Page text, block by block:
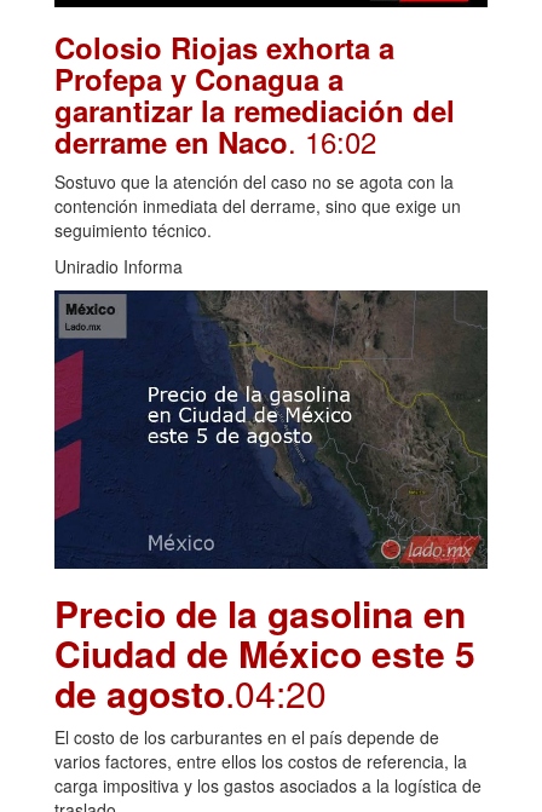
Colosio Riojas exhorta a
Profepa y Conagua a
garantizar la remediación del
derrame en Naco. 16:02
Sostuvo que la atención del caso no se agota con la
contención inmediata del derrame, sino que exige un
seguimiento técnico.
Uniradio Informa
Precio de la gasolina en
Ciudad de México este 5
de agosto.04:20
El costo de los carburantes en el país depende de
varios factores, entre ellos los costos de referencia, la
carga impositiva y los gastos asociados a la logística de